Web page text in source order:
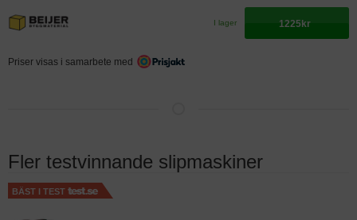
I lager 1225kr
Priser visas i samarbete med
Fler testvinnande slipmaskiner
BÄST I TEST